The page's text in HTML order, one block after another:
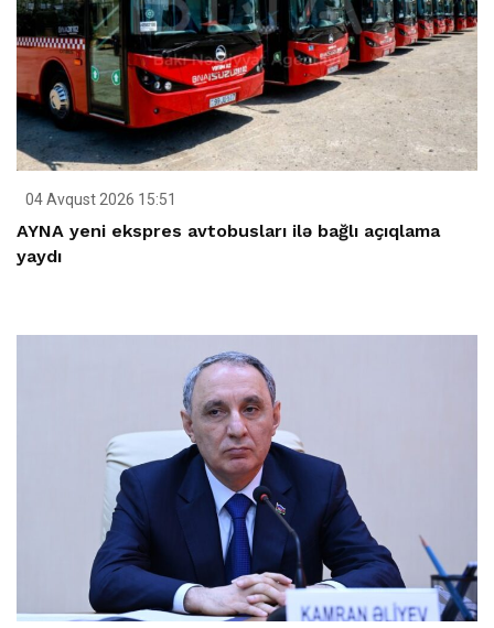
04 Avqust 2026 15:51
AYNA yeni ekspres avtobusları ilə bağlı açıqlama
yaydı